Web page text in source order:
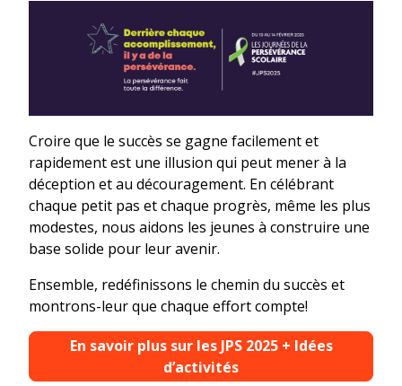
Croire que le succès se gagne facilement et
rapidement est une illusion qui peut mener à la
déception et au découragement. En célébrant
chaque petit pas et chaque progrès, même les plus
modestes, nous aidons les jeunes à construire une
base solide pour leur avenir.
Ensemble, redéfinissons le chemin du succès et
montrons-leur que chaque effort compte!
En savoir plus sur les JPS 2025 + Idées
d’activités